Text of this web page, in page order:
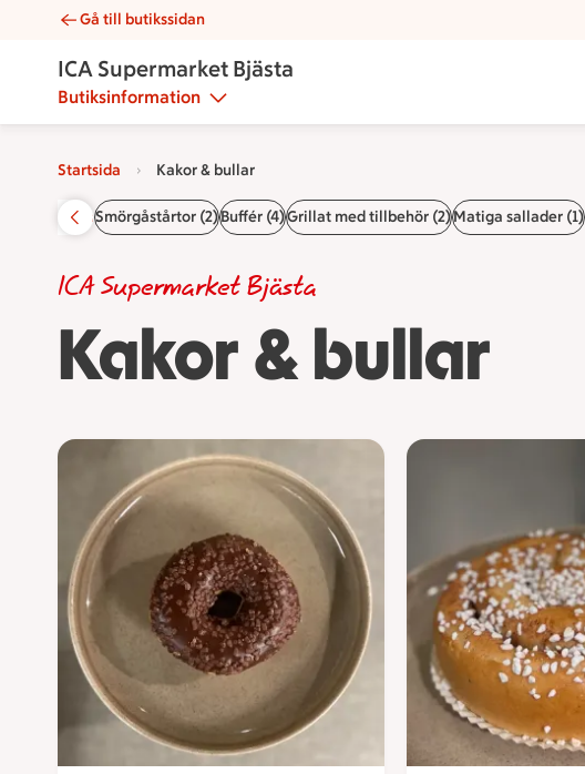
Kakor & bullar | Catering ICA Supermarket Bjästa
Gå till butikssidan
ICA Supermarket Bjästa
Butiksinformation
Startsida Kakor & bullar
StartsidaSmörgåstårtor (2)Buffér (4)Grillat med tillbehör (2)Matiga sallader (1)
Kakor & bullar
ICA Supermarket Bjästa